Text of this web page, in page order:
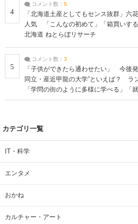
4
コメント数： 5
「北海道土産としてもセンス抜群」六
人気 「こんなの初めて」「箱買いする
北海道 ねとらぼリサーチ
5
コメント数： 3
「子供ができたら通わせたい」 今後
同立・産近甲龍の大学”といえば？ ラ
「学問の街のように多様に学べる」「
| 大学 ねとらぼリサーチ
カテゴリ一覧
IT・科学
エンタメ
おかね
カルチャー・アート